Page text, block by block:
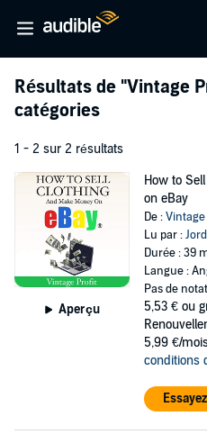
Résultats de "Vintage
catégories
1 - 2 sur 2 résultats
Aperçu
How to
on eBay
De :
Lu par :
Durée : 39
Langue :
Pas de
5,53 € ou
5,99 €/
conditions